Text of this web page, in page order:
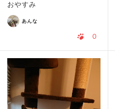
おやすみ
あんな
0